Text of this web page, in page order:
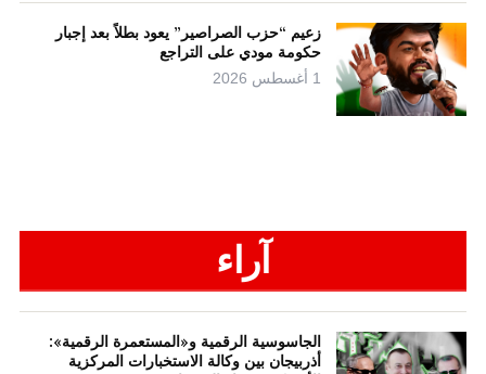
زعيم “حزب الصراصير” يعود بطلاً بعد إجبار
حكومة مودي على التراجع
1 أغسطس 2026
آراء
الجاسوسية الرقمية و«المستعمرة الرقمية»:
أذربيجان بين وكالة الاستخبارات المركزية